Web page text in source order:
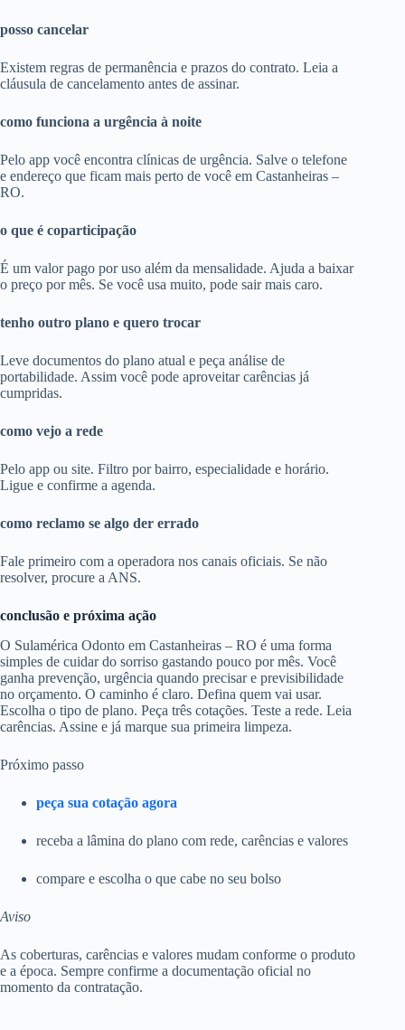
posso cancelar
Existem regras de permanência e prazos do contrato. Leia a
cláusula de cancelamento antes de assinar.
como funciona a urgência à noite
Pelo app você encontra clínicas de urgência. Salve o telefone
e endereço que ficam mais perto de você em Castanheiras –
RO.
o que é coparticipação
É um valor pago por uso além da mensalidade. Ajuda a baixar
o preço por mês. Se você usa muito, pode sair mais caro.
tenho outro plano e quero trocar
Leve documentos do plano atual e peça análise de
portabilidade. Assim você pode aproveitar carências já
cumpridas.
como vejo a rede
Pelo app ou site. Filtro por bairro, especialidade e horário.
Ligue e confirme a agenda.
como reclamo se algo der errado
Fale primeiro com a operadora nos canais oficiais. Se não
resolver, procure a ANS.
conclusão e próxima ação
O Sulamérica Odonto em Castanheiras – RO é uma forma
simples de cuidar do sorriso gastando pouco por mês. Você
ganha prevenção, urgência quando precisar e previsibilidade
no orçamento. O caminho é claro. Defina quem vai usar.
Escolha o tipo de plano. Peça três cotações. Teste a rede. Leia
carências. Assine e já marque sua primeira limpeza.
Próximo passo
peça sua cotação agora
receba a lâmina do plano com rede, carências e valores
compare e escolha o que cabe no seu bolso
Aviso
As coberturas, carências e valores mudam conforme o produto
e a época. Sempre confirme a documentação oficial no
momento da contratação.